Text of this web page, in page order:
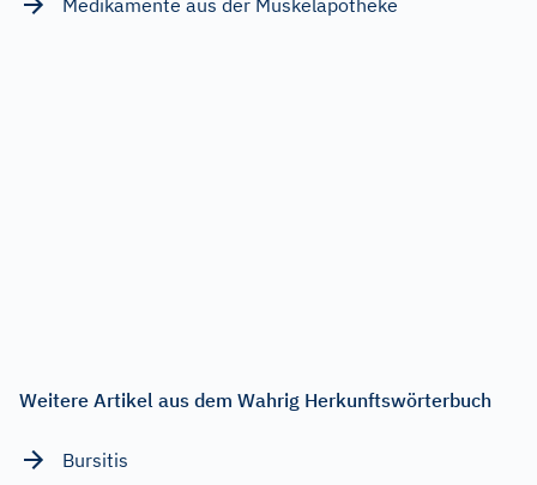
Weitere Artikel aus dem Wahrig Herkunftswörterbuch
Bursitis